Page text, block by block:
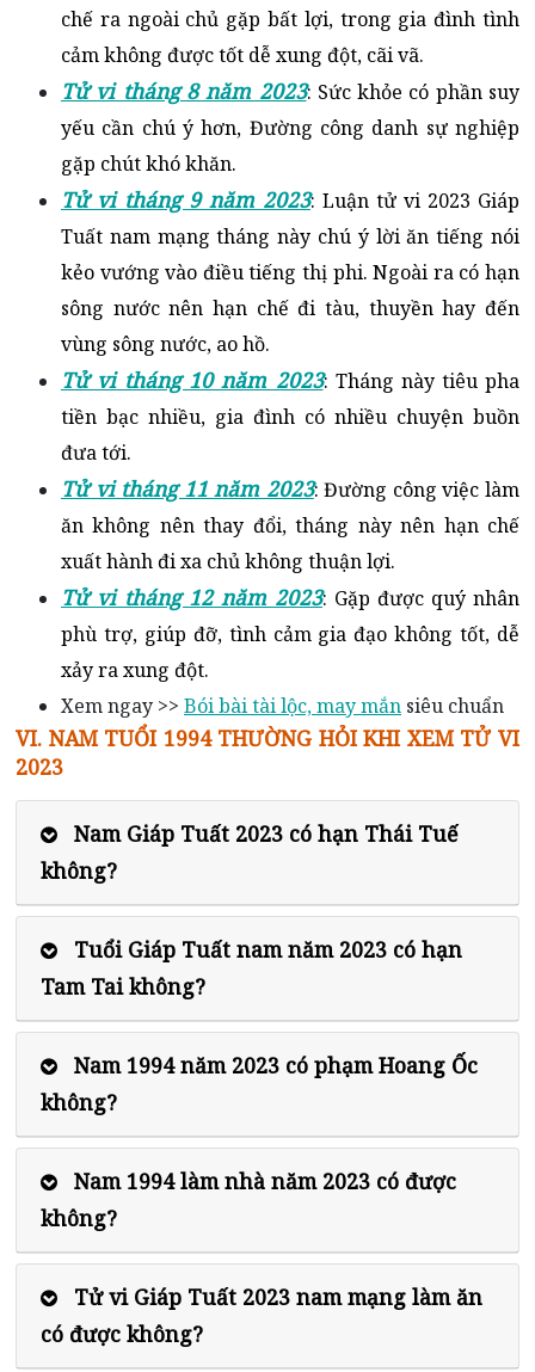
chế ra ngoài chủ gặp bất lợi, trong gia đình tình
cảm không được tốt dễ xung đột, cãi vã.
Tử vi tháng 8 năm 2023: Sức khỏe có phần suy
yếu cần chú ý hơn, Đường công danh sự nghiệp
gặp chút khó khăn.
Tử vi tháng 9 năm 2023: Luận tử vi 2023 Giáp
Tuất nam mạng tháng này chú ý lời ăn tiếng nói
kẻo vướng vào điều tiếng thị phi. Ngoài ra có hạn
sông nước nên hạn chế đi tàu, thuyền hay đến
vùng sông nước, ao hồ.
Tử vi tháng 10 năm 2023: Tháng này tiêu pha
tiền bạc nhiều, gia đình có nhiều chuyện buồn
đưa tới.
Tử vi tháng 11 năm 2023: Đường công việc làm
ăn không nên thay đổi, tháng này nên hạn chế
xuất hành đi xa chủ không thuận lợi.
Tử vi tháng 12 năm 2023: Gặp được quý nhân
phù trợ, giúp đỡ, tình cảm gia đạo không tốt, dễ
xảy ra xung đột.
Xem ngay >> Bói bài tài lộc, may mắn siêu chuẩn
VI. NAM TUỔI 1994 THƯỜNG HỎI KHI XEM TỬ VI
2023
Nam Giáp Tuất 2023 có hạn Thái Tuế
không?
Tuổi Giáp Tuất nam năm 2023 có hạn
Tam Tai không?
Nam 1994 năm 2023 có phạm Hoang Ốc
không?
Nam 1994 làm nhà năm 2023 có được
không?
Tử vi Giáp Tuất 2023 nam mạng làm ăn
có được không?